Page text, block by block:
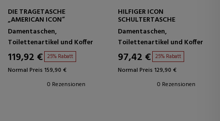
DIE TRAGETASCHE
„AMERICAN ICON“
Damentaschen,
Toilettenartikel und Koffer
119,92 € 25% Rabatt
Normal Preis 159,90 €
0 Rezensionen
HILFIGER ICON
SCHULTERTASCHE
Damentaschen,
Toilettenartikel und Koffer
97,42 € 25% Rabatt
Normal Preis 129,90 €
0 Rezensionen